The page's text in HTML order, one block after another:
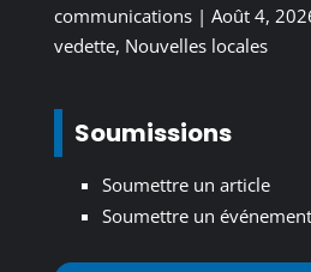
communications| Août 4,
vedette, Nouvelles locales
Soumissions
Soumettre un article
Soumettre un événement